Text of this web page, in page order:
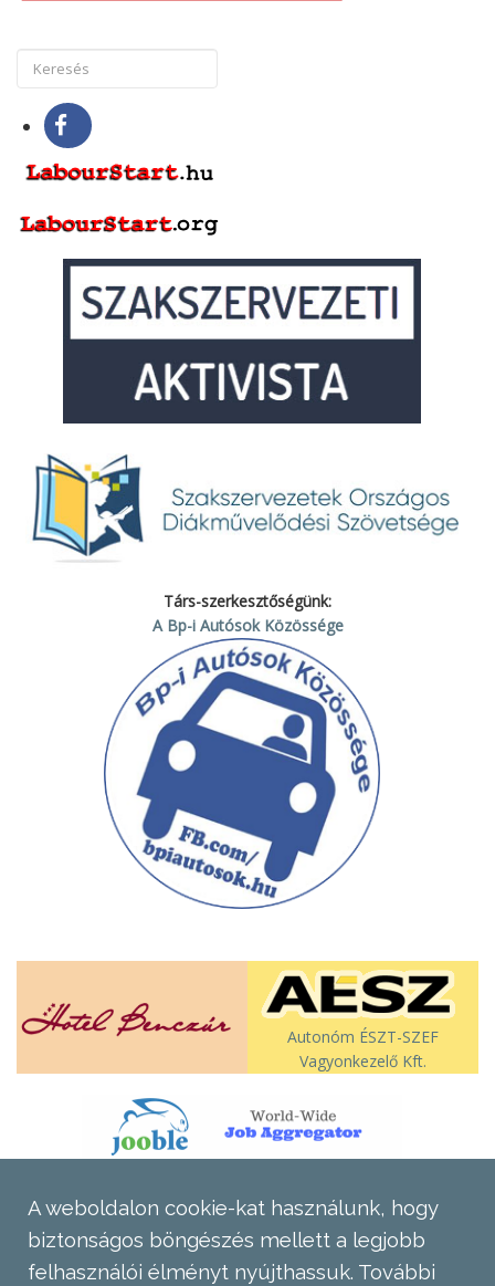
Társ-szerkesztőségünk:
A Bp-i Autósok Közössége
Autonóm ÉSZT-SZEF
Vagyonkezelő Kft.
A weboldalon cookie-kat használunk, hogy
biztonságos böngészés mellett a legjobb
felhasználói élményt nyújthassuk. További